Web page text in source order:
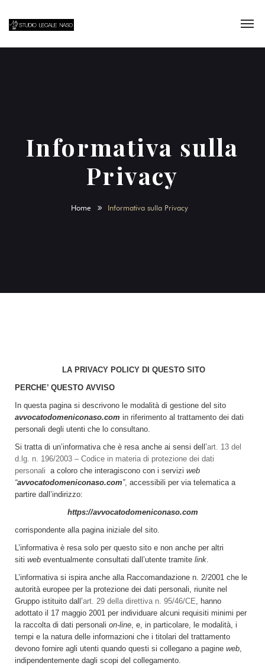
Informativa sulla
Privacy
Home Informativa sulla Privacy
LA PRIVACY POLICY DI QUESTO SITO
PERCHE’ QUESTO AVVISO
In questa pagina si descrivono le modalità di gestione del sito
avvocatodomeniconaso.com in riferimento al trattamento dei dati
personali degli utenti che lo consultano.
Si tratta di un’informativa che è resa anche ai sensi dell’art. 13 del
d.lg. n. 196/2003 – Codice in materia di protezione dei dati
personali a coloro che interagiscono con i servizi web
“avvocatodomeniconaso.com”, accessibili per via telematica a
partire dall’indirizzo:
https://avvocatodomeniconaso.com
corrispondente alla pagina iniziale del sito.
L’informativa è resa solo per questo sito e non anche per altri
siti web eventualmente consultati dall’utente tramite link.
L’informativa si ispira anche alla Raccomandazione n. 2/2001 che le
autorità europee per la protezione dei dati personali, riunite nel
Gruppo istituito dall’art. 29 della direttiva n. 95/46/CE, hanno
adottato il 17 maggio 2001 per individuare alcuni requisiti minimi per
la raccolta di dati personali on-line, e, in particolare, le modalità, i
tempi e la natura delle informazioni che i titolari del trattamento
devono fornire agli utenti quando questi si collegano a pagine web,
indipendentemente dagli scopi del collegamento.